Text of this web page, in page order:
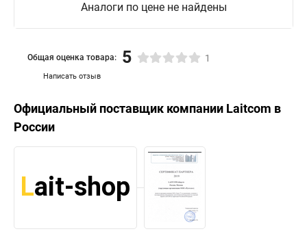
Аналоги по цене не найдены
Написать отзыв
Общая оценка товара: 5 1
Официальный поставщик компании Laitcom в
России